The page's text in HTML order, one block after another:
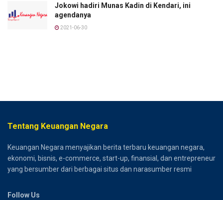
Jokowi hadiri Munas Kadin di Kendari, ini
agendanya
2021-06-30
Tentang Keuangan Negara
Keuangan Negara menyajikan berita terbaru keuangan negara,
ekonomi, bisnis, e-commerce, start-up, finansial, dan entrepreneur
yang bersumber dari berbagai situs dan narasumber resmi
Follow Us